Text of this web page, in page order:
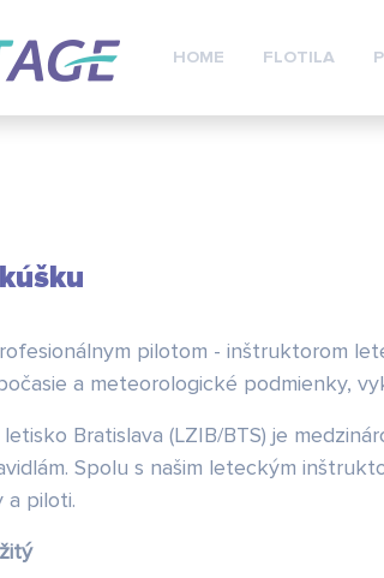
HOME FLOTILA
pilotom - inštruktorom
a meteorologické podmienky,
Bratislava (LZIB/BTS) je
Spolu s našim leteckým
a piloti.